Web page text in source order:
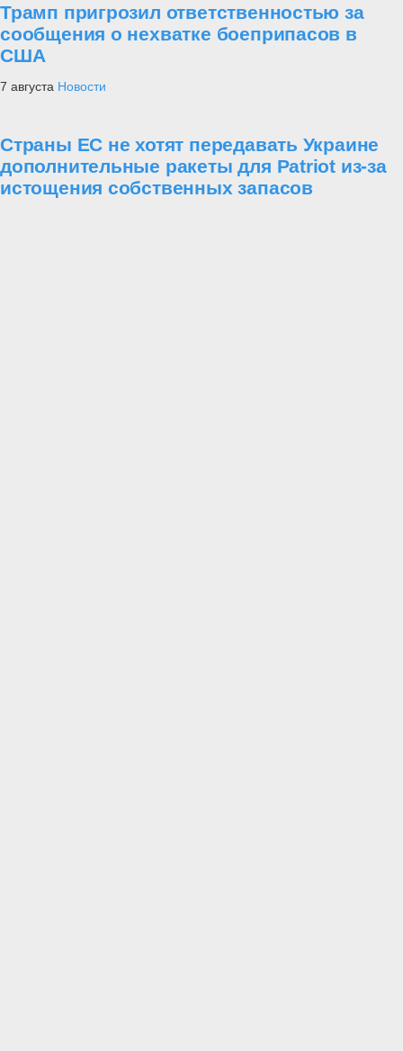
Трамп пригрозил ответственностью за
сообщения о нехватке боеприпасов в
США
7 августа Новости
Страны ЕС не хотят передавать Украине
дополнительные ракеты для Patriot из-за
истощения собственных запасов